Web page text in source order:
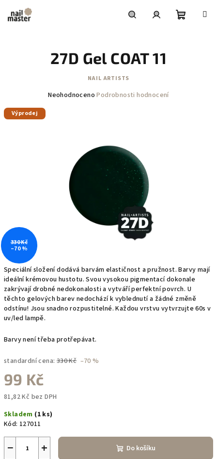
obsah
Speciální složení dodává barvám elastičnost a pružnost. Barvy mají
ideální krémovou hustotu. Svou vysokou pigmentací dokonale
zakrývají drobné nedokonalosti a vytváří perfektní povrch. U
těchto gelových barev nedochází k vyblednutí a žádné změně
odstínu! Jsou snadno rozpustitelné. Každou vrstvu vytvrzujte 60s v
uv/led lampě.
Barvy není třeba protřepávat.
standardní cena: 330 Kč –70 %
99 Kč
81,82 Kč bez DPH
cena:
Skladem (1 ks)
Kód: 127011
+
− Do košíku
27D Gel COAT 11
NAIL ARTISTS
Průměrné
hvězdiček.
Neohodnoceno Podrobnosti hodnocení
Výprodej
330 Kč
–70 %